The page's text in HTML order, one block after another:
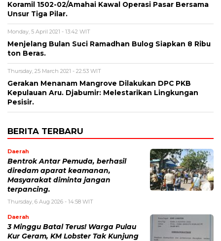
Koramil 1502-02/Amahai Kawal Operasi Pasar Bersama
Unsur Tiga Pilar.
Monday, 5 April 2021 - 13:42 WIT
Menjelang Bulan Suci Ramadhan Bulog Siapkan 8 Ribu
ton Beras.
Thursday, 25 March 2021 - 22:53 WIT
Gerakan Menanam Mangrove Dilakukan DPC PKB
Kepulauan Aru. Djabumir: Melestarikan Lingkungan
Pesisir.
BERITA TERBARU
Daerah
Bentrok Antar Pemuda, berhasil
diredam aparat keamanan,
Masyarakat diminta jangan
terpancing.
Thursday, 6 Aug 2026 - 14:58 WIT
Daerah
3 Minggu Batal Terus! Warga Pulau
Kur Geram, KM Lobster Tak Kunjung